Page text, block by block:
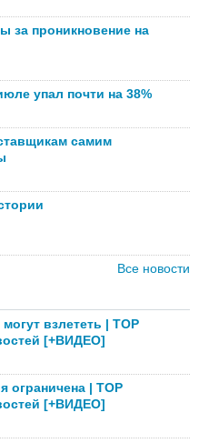
за проникновение на
упал почти на 38%
самим
Все новости
взлететь | TOP
[+ВИДЕО]
ограничена | TOP
[+ВИДЕО]